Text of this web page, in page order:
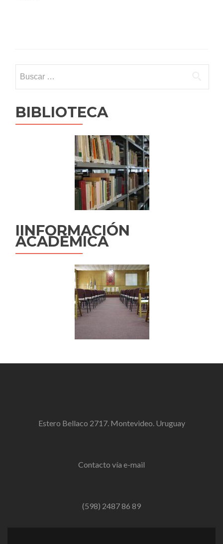
BIBLIOTECA
IINFORMACIÓN
ACADÉMICA
Estero Bellaco 2717. Montevideo. Uruguay
Contacto vía e-mail
(598) 2487 86 89